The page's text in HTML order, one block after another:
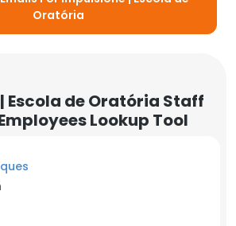
Oratória
Escola de Oratória Staff
Lookup Tool